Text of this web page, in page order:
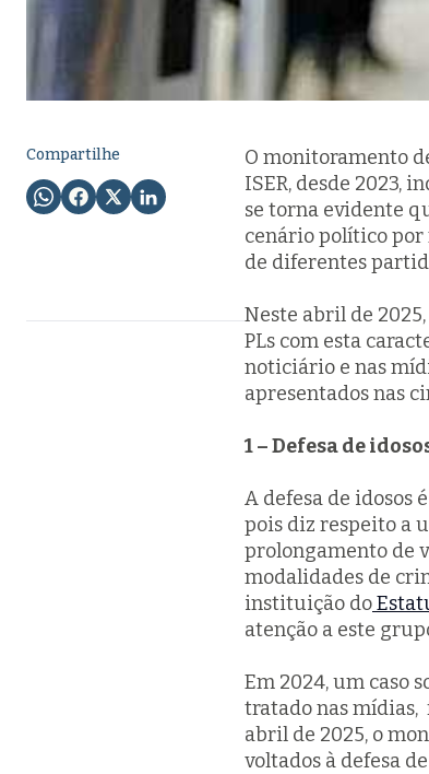
Compartilhe
O monitoramento
ISER, desde 2023,
se torna evidente
cenário político por
de diferentes
Neste abril de
PLs com esta
noticiário e nas
apresentados nas
1 – Defesa de
A defesa de idosos
pois diz respeito a
prolongamento de
modalidades de
instituição do
atenção a este
Em 2024, um caso
tratado nas mídias,
abril de 2025, o
voltados à defesa